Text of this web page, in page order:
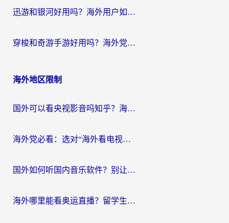
迅游和银河好用吗？海外用户如何选择回国加速器实现无缝访问国内资源
穿梭和奇游手游好用吗？海外党亲测3款回国加速器，附蜜蜂加速器七天试用攻略
海外地区限制
国外可以看央视影音吗知乎？海外党亲测有效的回国加速方案
海外党必看：选对“海外看电视剧软件”，再也不用愁国内剧刷不了
国外如何听国内音乐软件？别让地域限制，断了你的中文歌单
海外哪里能看奥运直播？留学生&海外华人必看的体育赛事观赛终极指南